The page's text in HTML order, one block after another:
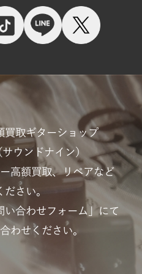
買取ギターショップ
ウンドナイン）
高額買取、リペアなど
ださい。
い合わせフォーム」にて
わせください。